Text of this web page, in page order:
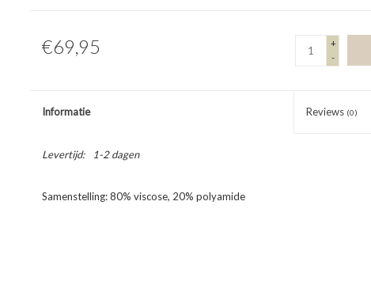
€69,95
+
-
Informatie Reviews (0)
Levertijd: 1-2 dagen
Samenstelling: 80% viscose, 20% polyamide